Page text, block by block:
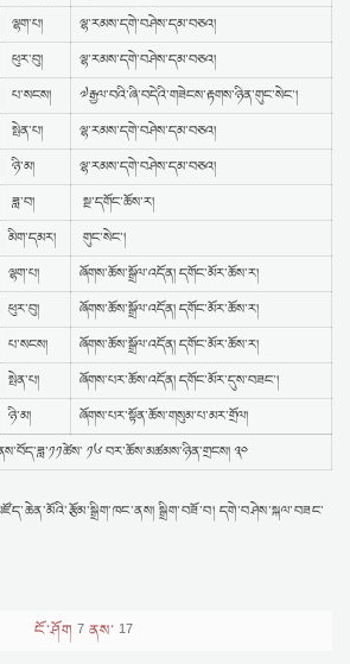
ལྷག་པ།
ལྷ་རམས་དགེ་བཤེས་དམ་བཅའ།
ཕུར་བུ།
ལྷ་རམས་དགེ་བཤེས་དམ་བཅའ།
པ་སངས།
༧རྒྱལ་བའི་ཞི་བདེའི་གཟེངས་རྟགས་ཉིན་གུང་སེང་།
སྤེན་པ།
ལྷ་རམས་དགེ་བཤེས་དམ་བཅའ།
ཉི་མ།
ལྷ་རམས་དགེ་བཤེས་དམ་བཅའ།
ཟླ་བ།
སྔ་དགོང་ཆོས་ར།
མིག་དམར།
གུང་སེང་།
ལྷག་པ།
ཞོགས་ཆོས་སྒྲོལ་འདོན། དགོང་མོར་ཆོས་ར།
ཕུར་བུ།
ཞོགས་ཆོས་སྒྲོལ་འདོན། དགོང་མོར་ཆོས་ར།
པ་སངས།
ཞོགས་ཆོས་སྒྲོལ་འདོན། དགོང་མོར་ཆོས་ར།
སྤེན་པ།
ཞོགས་པར་ཆོས་འདོན། དགོང་མོར་དུས་བཟང་།
ཉི་མ།
ཞོགས་པར་སྟོན་ཆོས་གསུམ་པ་མར་གྲོལ།
༡༦ བར་ཆོས་མཚམས་ཉིན་གྲངས། ༣༠
སྒྲིག་བཟོ་བ། དགེ་བཤེས་སྐལ་བཟང་
ངོ་ཤོག 7 ནས་ 17